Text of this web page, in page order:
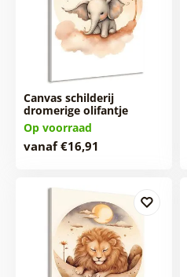
Canvas schilderij
dromerige olifantje
Op voorraad
vanaf €16,91